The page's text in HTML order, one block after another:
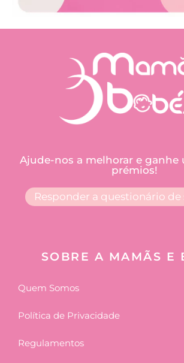
Ajude-nos a melhorar e ganhe
prémios!
Responder a questionário de
SOBRE A MAMÃS E
Quem Somos
Política de Privacidade
Regulamentos